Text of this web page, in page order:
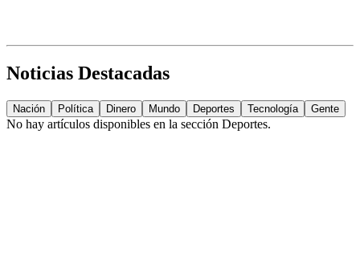
Noticias Destacadas
Nación Política Dinero Mundo Deportes Tecnología Gente
No hay artículos disponibles en la sección Deportes.